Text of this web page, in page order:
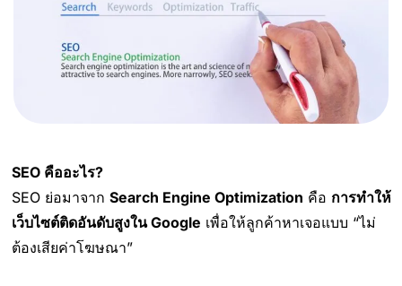
SEO คืออะไร?
SEO ย่อมาจาก Search Engine Optimization คือ การทำให้
เว็บไซต์ติดอันดับสูงใน Google เพื่อให้ลูกค้าหาเจอแบบ “ไม่
ต้องเสียค่าโฆษณา”